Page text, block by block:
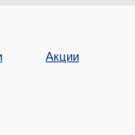
Акции